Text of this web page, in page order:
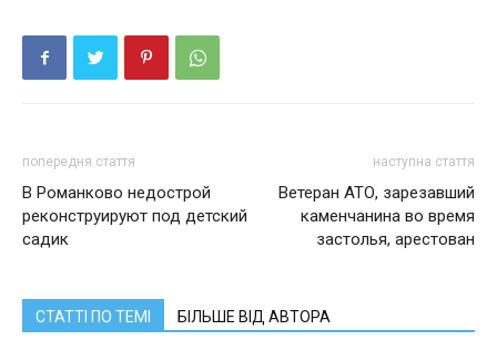
попередня стаття
В Романково недострой
реконструируют под детский
садик
наступна стаття
Ветеран АТО, зарезавший
каменчанина во время
застолья, арестован
СТАТТІ ПО ТЕМІ БІЛЬШЕ ВІД АВТОРА